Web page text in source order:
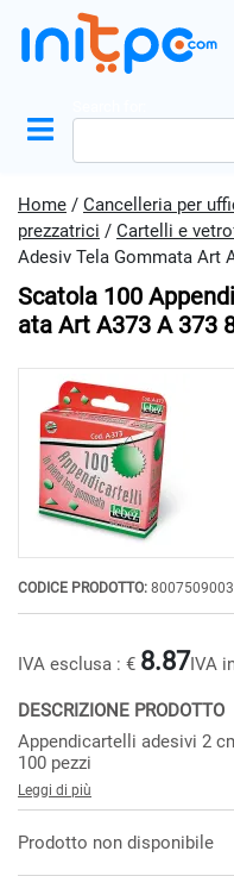
Home / Cancelleria per
prezzatrici / Cartelli e
Adesiv Tela Gommata Art
Scatola 100
Ata Art A373 A 373
CODICE PRODOTTO:
IVA esclusa : € 8.87IVA
DESCRIZIONE PRODOTTO
Appendicartelli adesivi 2
100 pezzi
Leggi di più
Prodotto non disponibile